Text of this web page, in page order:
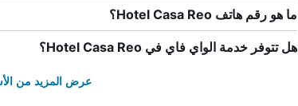
ما هو رقم هاتف Hotel Casa Reo؟
هل تتوفر خدمة الواي فاي في Hotel Casa Reo؟
عرض المزيد من